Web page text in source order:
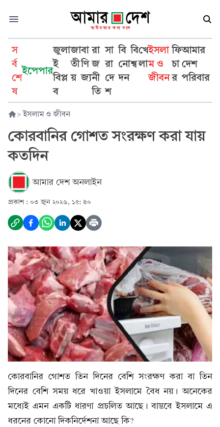
স
র্ব
শে
ষ
ইপেপার
জুলা
ই
বিপ্ল
ব
জা
তী
য়
বা
ণি
জ্য
রা
জ
নী
তি
সা
রা
দে
শ
বি
নো
দন
বি
শ্ব
খে
লা
ইসলা
ম ও
জীবন
ফি
চা
র
আমার
দেশ
পরিবার
> ইসলাম ও জীবন
কোরবানির গোশত সংরক্ষণ করা যায়
কতদিন
আমার দেশ অনলাইন
প্রকাশ : ০৩ জুন ২০২৬, ১৫: ৪০
কোরবানির গোশত তিন দিনের বেশি সংরক্ষণ করা বা তিন
দিনের বেশি সময় ধরে খাওয়া ইসলামে বৈধ নয়। অনেকের
মধ্যেই এমন একটি ধারণা প্রচলিত আছে। বাস্তবে ইসলামে এ
ধরনের কোনো দিকনির্দেশনা আছে কি?